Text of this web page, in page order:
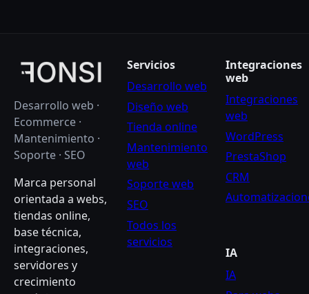
Desarrollo web ·
Ecommerce ·
Mantenimiento ·
Soporte · SEO
Marca personal
orientada a webs,
tiendas online,
base técnica,
integraciones,
servidores y
crecimiento
Servicios
Desarrollo web
Diseño web
Tienda online
Mantenimiento
web
Soporte web
SEO
Todos los
servicios
Integraciones
web
Integraciones
web
WordPress
PrestaShop
CRM
IA
IA